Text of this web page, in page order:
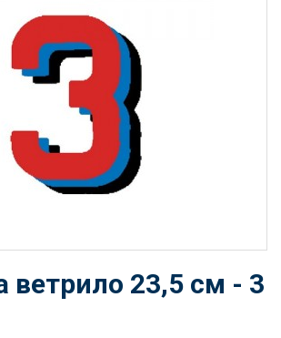
ветрило 23,5 см - 3